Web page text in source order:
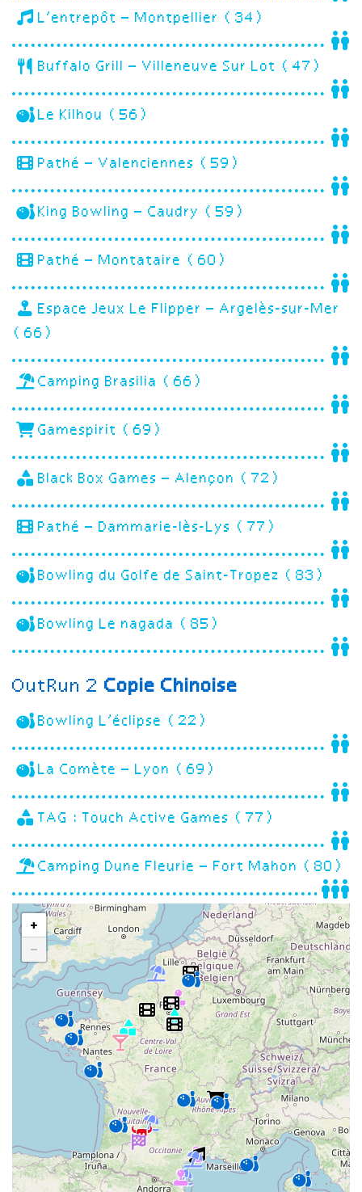
L’entrepôt – Montpellier (34)
Buffalo Grill – Villeneuve Sur Lot (47)
Le Kilhou (56)
Pathé – Valenciennes (59)
King Bowling – Caudry (59)
Pathé – Montataire (60)
Espace Jeux Le Flipper – Argelès-sur-Mer
(66)
Camping Brasilia (66)
Gamespirit (69)
Black Box Games – Alençon (72)
Pathé – Dammarie-lès-Lys (77)
Bowling du Golfe de Saint-Tropez (83)
Bowling Le nagada (85)
OutRun 2 Copie Chinoise
Bowling L’éclipse (22)
La Comète – Lyon (69)
TAG : Touch Active Games (77)
Camping Dune Fleurie – Fort Mahon (80)
+
−